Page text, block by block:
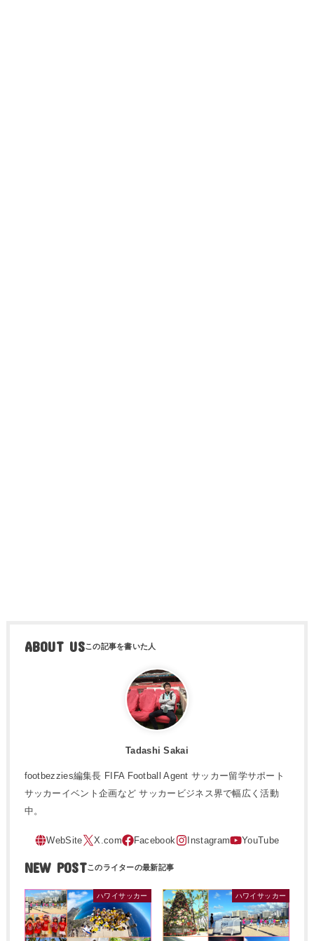
ABOUT US
Tadashi Sakai
footbezzies編集長 FIFA Football Agent サッカー留学サポート
サッカーイベント企画など サッカービジネス界で幅広く活動
中。
NEW POST
ハワイサッカー ハワイサッカー